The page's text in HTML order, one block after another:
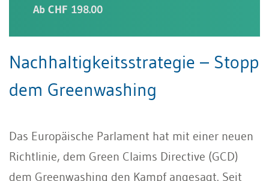
Ab CHF 198.00
Nachhaltigkeitsstrategie – Stopp
dem Greenwashing
Das Europäische Parlament hat mit einer neuen
Richtlinie, dem Green Claims Directive (GCD)
dem Greenwashing den Kampf angesagt. Seit